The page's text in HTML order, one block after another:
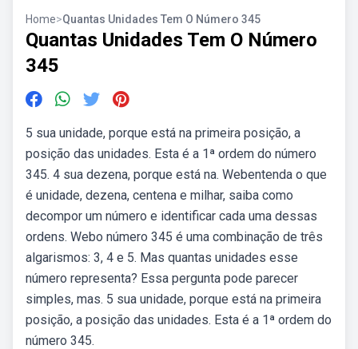
Home>Quantas Unidades Tem O Número 345
Quantas Unidades Tem O Número
345
5 sua unidade, porque está na primeira posição, a
posição das unidades. Esta é a 1ª ordem do número
345. 4 sua dezena, porque está na. Webentenda o que
é unidade, dezena, centena e milhar, saiba como
decompor um número e identificar cada uma dessas
ordens. Webo número 345 é uma combinação de três
algarismos: 3, 4 e 5. Mas quantas unidades esse
número representa? Essa pergunta pode parecer
simples, mas. 5 sua unidade, porque está na primeira
posição, a posição das unidades. Esta é a 1ª ordem do
número 345.